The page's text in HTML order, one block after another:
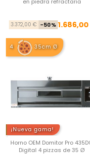
en piedra refractaria
3.372,00 € -50%
4 35cm Ø
¡Nueva gama!
Horno OEM Domitor Pro
Digital 4 pizzas de 35 Ø